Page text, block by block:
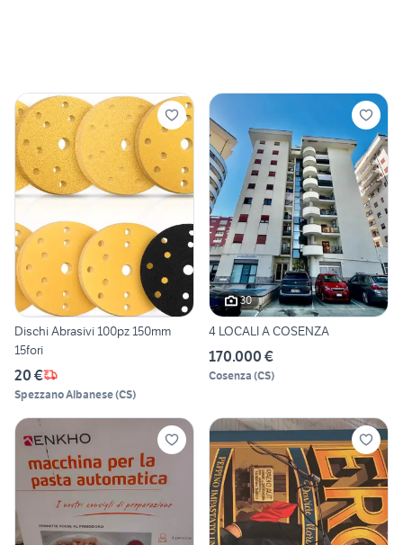
Dischi Abrasivi 100pz 150mm
15fori
20 €
Spezzano Albanese(CS)
30
4 LOCALI A COSENZA
170.000 €
Cosenza (CS)